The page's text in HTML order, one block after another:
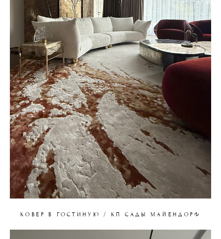
КОВЕР В ГОСТИНУЮ / КП САДЫ МАЙЕНДОРФ